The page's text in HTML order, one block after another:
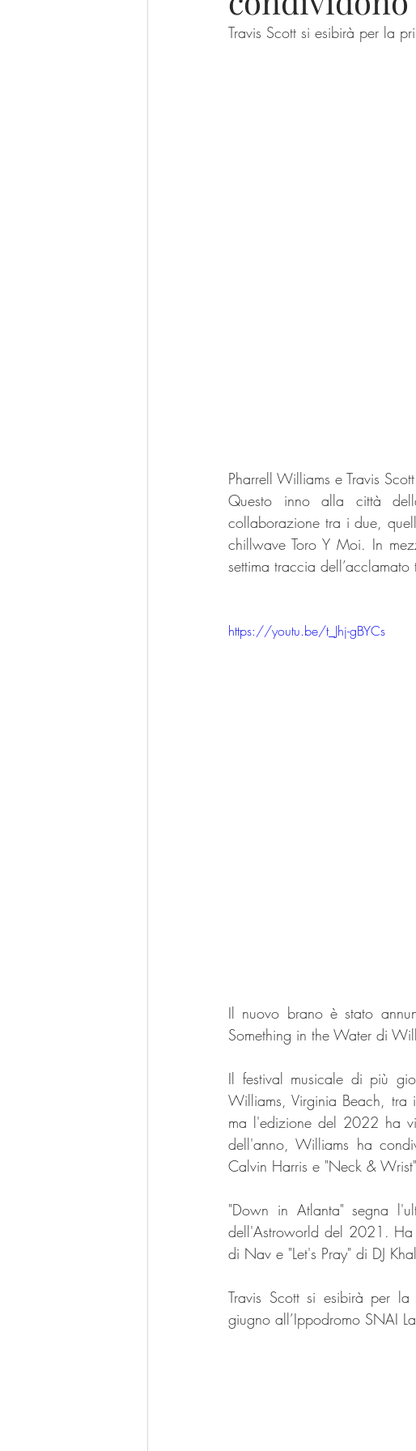
Travis Scott si esibirà per la
Pharrell Williams e Travis
Questo inno alla città
collaborazione tra i due,
chillwave Toro Y Moi. In
settima traccia
https://youtu.be/t_Jhj-gBYCs
Il nuovo brano è stato
Something in the Water di
Il festival musicale di più
Williams, Virginia Beach,
ma l'edizione del 2022 ha
dell'anno, Williams ha
Calvin Harris e "Neck &
"Down in Atlanta" segna
dell'Astroworld del 2021. Ha
di Nav e "Let's Pray" di DJ
Travis Scott si esibirà per
giugno all’Ippodromo SNAI